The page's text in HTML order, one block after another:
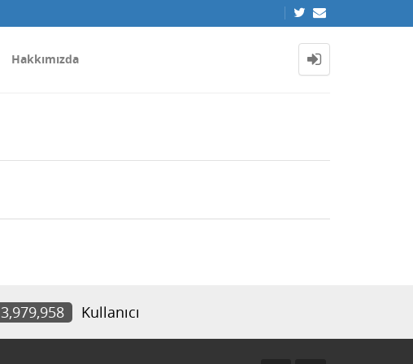
Hakkımızda
3,979,958 Kullanıcı